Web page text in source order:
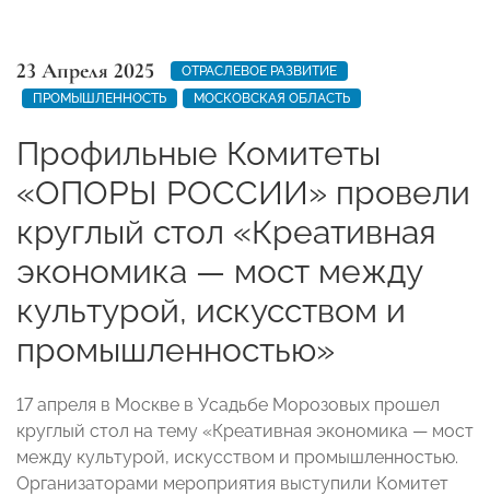
23 Апреля 2025
ОТРАСЛЕВОЕ РАЗВИТИЕ
ПРОМЫШЛЕННОСТЬ
МОСКОВСКАЯ ОБЛАСТЬ
Профильные Комитеты
«ОПОРЫ РОССИИ» провели
круглый стол «Креативная
экономика — мост между
культурой, искусством и
промышленностью»
17 апреля в Москве в Усадьбе Морозовых прошел
круглый стол на тему «Креативная экономика — мост
между культурой, искусством и промышленностью.
Организаторами мероприятия выступили Комитет